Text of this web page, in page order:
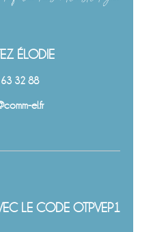
ÉLODIE
32 88
el.fr
LE CODE OTPVEP1